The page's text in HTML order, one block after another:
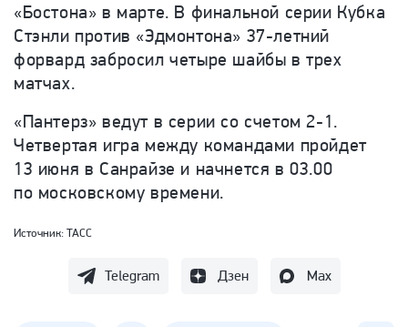
«Бостона» в марте. В финальной серии Кубка
Стэнли против «Эдмонтона» 37-летний
форвард забросил четыре шайбы в трех
матчах.
«Пантерз» ведут в серии со счетом 2-1.
Четвертая игра между командами пройдет
13 июня в Санрайзе и начнется в 03.00
по московскому времени.
Источник: ТАСС
Telegram Дзен Max